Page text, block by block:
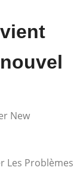
New
Les Problèmes